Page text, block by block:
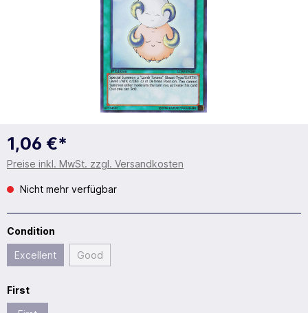
1,06 €*
Preise inkl. MwSt. zzgl. Versandkosten
Nicht mehr verfügbar
Condition
Excellent Good
First